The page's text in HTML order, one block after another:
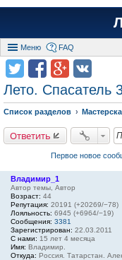
Меню FAQ
Лето. Спасатель
Список разделов
Ответить
Первое новое
Владимир_1
Автор темы, Автор
Возраст: 44
Репутация: 20191 (+20269/−78)
Лояльность: 6945 (+6964/−19)
Сообщения: 3381
Зарегистрирован: 22.03.2011
С нами: 15 лет 4 месяца
Имя: Владимир.
Откуда: Россия. Татарстан.